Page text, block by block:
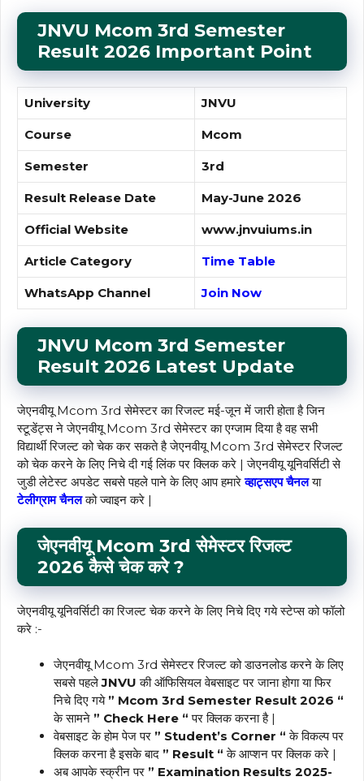
JNVU Mcom 3rd Semester
Result 2026 Important Point
University JNVU
Course Mcom
Semester 3rd
Result Release Date May-June 2026
Official Website www.jnvuiums.in
Article Category Time Table
WhatsApp Channel Join Now
JNVU Mcom 3rd Semester
Result 2026 Latest Update
जेएनवीयू Mcom 3rd सेमेस्टर का रिजल्ट मई-जून में जारी होता है जिन
स्टूडेंट्स ने जेएनवीयू Mcom 3rd सेमेस्टर का एग्जाम दिया है वह सभी
विद्यार्थी रिजल्ट को चेक कर सकते है जेएनवीयू Mcom 3rd सेमेस्टर रिजल्ट
को चेक करने के लिए निचे दी गई लिंक पर क्लिक करे | जेएनवीयू यूनिवर्सिटी से
जुडी लेटेस्ट अपडेट सबसे पहले पाने के लिए आप हमारेव्हाट्सएप चैनलया
टेलीग्राम चैनलको ज्वाइन करे |
जेएनवीयू Mcom 3rd सेमेस्टर रिजल्ट
2026कैसे चेककरे?
जेएनवीयू यूनिवर्सिटी का रिजल्ट चेक करने के लिए निचे दिए गये स्टेप्स को फॉलो
करे :-
जेएनवीयू Mcom 3rd सेमेस्टर रिजल्ट को डाउनलोड करने के लिए
सबसे पहलेJNVU की ऑफिसियल वेबसाइट पर जाना होगा या फिर
निचे दिए गये ” Mcom 3rd Semester Result 2026 “
के सामने ” Check Here “ पर क्लिक करना है |
वेबसाइट के होम पेज पर ” Student’s Corner “ के विकल्प पर
क्लिक करना है इसके बाद ” Result “ के आप्शन पर क्लिक करे |
अब आपके स्क्रीन पर ” Examination Results 2025-